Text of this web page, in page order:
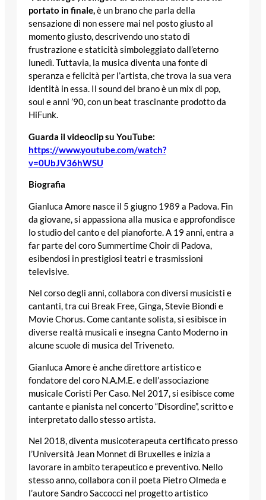
portato in finale,è un brano che parla della
sensazione di non essere mai nel posto giusto al
momento giusto, descrivendo uno stato di
frustrazione e staticità simboleggiato dall’eterno
lunedì. Tuttavia, la musica diventa una fonte di
speranza e felicità per l’artista, che trova la sua vera
identità in essa. Il sound del brano è un mix di pop,
soul e anni ’90, con un beat trascinante prodotto da
HiFunk.
Guarda il videoclip su YouTube:
https://www.youtube.com/watch?
v=0UbJV36hWSU
Biografia
Gianluca Amore nasce il 5 giugno 1989 a Padova. Fin
da giovane, si appassiona alla musica e approfondisce
lo studio del canto e del pianoforte. A 19 anni, entra a
far parte del coro Summertime Choir di Padova,
esibendosi in prestigiosi teatri e trasmissioni
televisive.
Nel corso degli anni, collabora con diversi musicisti e
cantanti, tra cui Break Free, Ginga, Stevie Biondi e
Movie Chorus. Come cantante solista, si esibisce in
diverse realtà musicali e insegna Canto Moderno in
alcune scuole di musica del Triveneto.
Gianluca Amore è anche direttore artistico e
fondatore del coro N.A.M.E. e dell’associazione
musicale Coristi Per Caso. Nel 2017, si esibisce come
cantante e pianista nel concerto “Disordine”, scritto e
interpretato dallo stesso artista.
Nel 2018, diventa musicoterapeuta certificato presso
l’Università Jean Monnet di Bruxelles e inizia a
lavorare in ambito terapeutico e preventivo. Nello
stesso anno, collabora con il poeta Pietro Olmeda e
l’autore Sandro Saccocci nel progetto artistico